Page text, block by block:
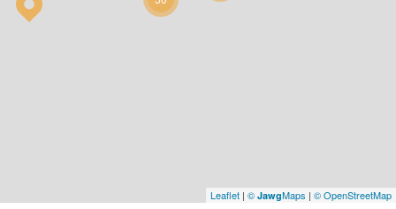
Leaflet | © JawgMaps | © OpenStreetMap